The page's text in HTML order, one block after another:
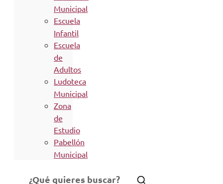
Municipal
Escuela
Infantil
Escuela
de
Adultos
Ludoteca
Municipal
Zona
de
Estudio
Pabellón
Municipal